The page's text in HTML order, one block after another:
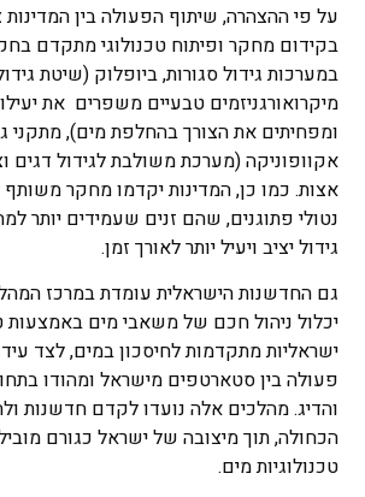
על פי ההצהרה, שיתוף הפעולה בין
בקידום מחקר ופיתוח טכנולוגי מתקדם
במערכות גידול סגורות, ביופלוק (שיטת
מיקרואורגניזמים טבעיים משפרים את
ומפחיתים את הצורך בהחלפת מים), מתקני
אקוופוניקה (מערכת משולבת לגידול דגים
אצות. כמו כן, המדינות יקדמו מחקר משותף
נטולי פתוגנים, שהם זנים שעמידים יותר
גידול יציב ויעיל יותר לאורך זמן.
גם החדשנות הישראלית עומדת במרכז
יכלול ניהול חכם של משאבי מים באמצעות
ישראליות מתקדמות לחיסכון במים, לצד
פעולה בין סטארטפים מישראל ומהודו
והדיג. מהלכים אלה נועדו לקדם חדשנות
הכחולה, תוך מיצובה של ישראל כגורם
טכנולוגיות מים.